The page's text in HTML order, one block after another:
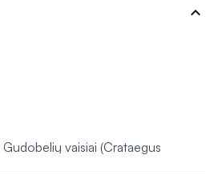
expand_more
Gudobelių vaisiai (Crataegus